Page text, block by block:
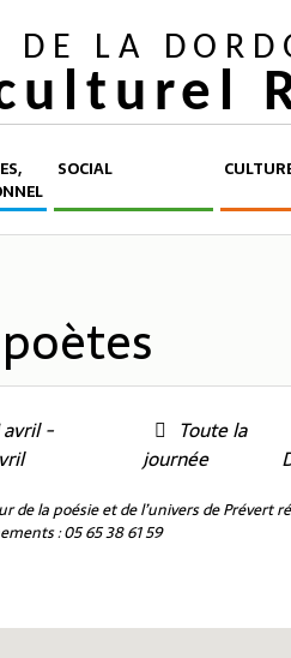
DE LA
SOCIAL
avril -
Toute la
journée
la poésie et de l’univers de Prévert
: 05 65 38 61 59